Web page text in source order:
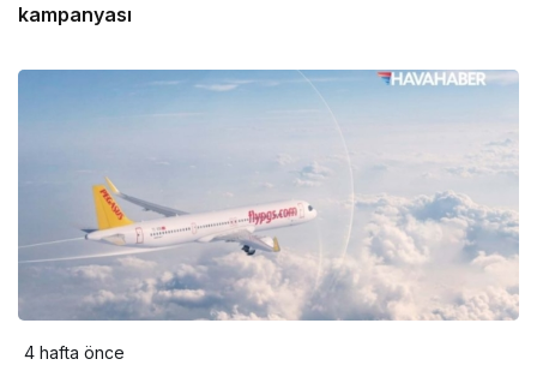
kampanyası
4 hafta önce